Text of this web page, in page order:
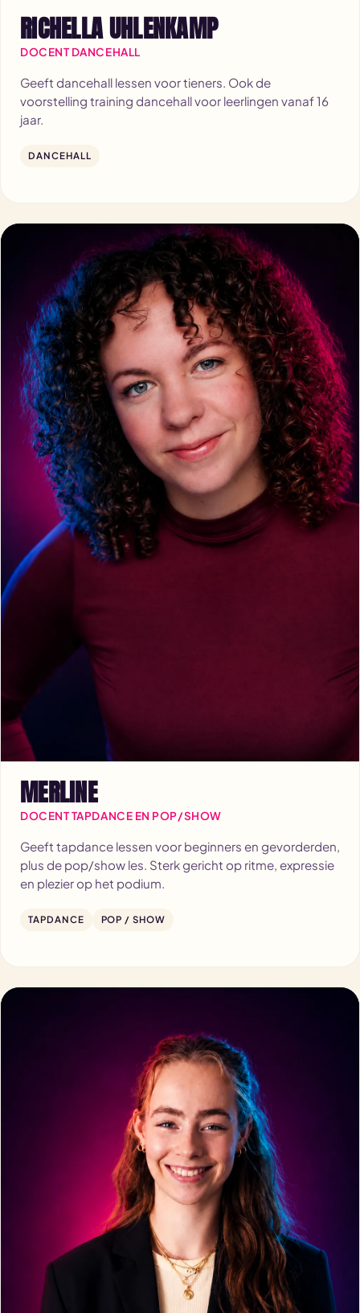
RICHELLA UHLENKAMP
DOCENT DANCEHALL
Geeft dancehall lessen voor tieners. Ook de
voorstelling training dancehall voor leerlingen vanaf 16
jaar.
DANCEHALL
MERLINE
DOCENT TAPDANCE EN POP/SHOW
Geeft tapdance lessen voor beginners en gevorderden,
plus de pop/show les. Sterk gericht op ritme, expressie
en plezier op het podium.
TAPDANCE POP / SHOW